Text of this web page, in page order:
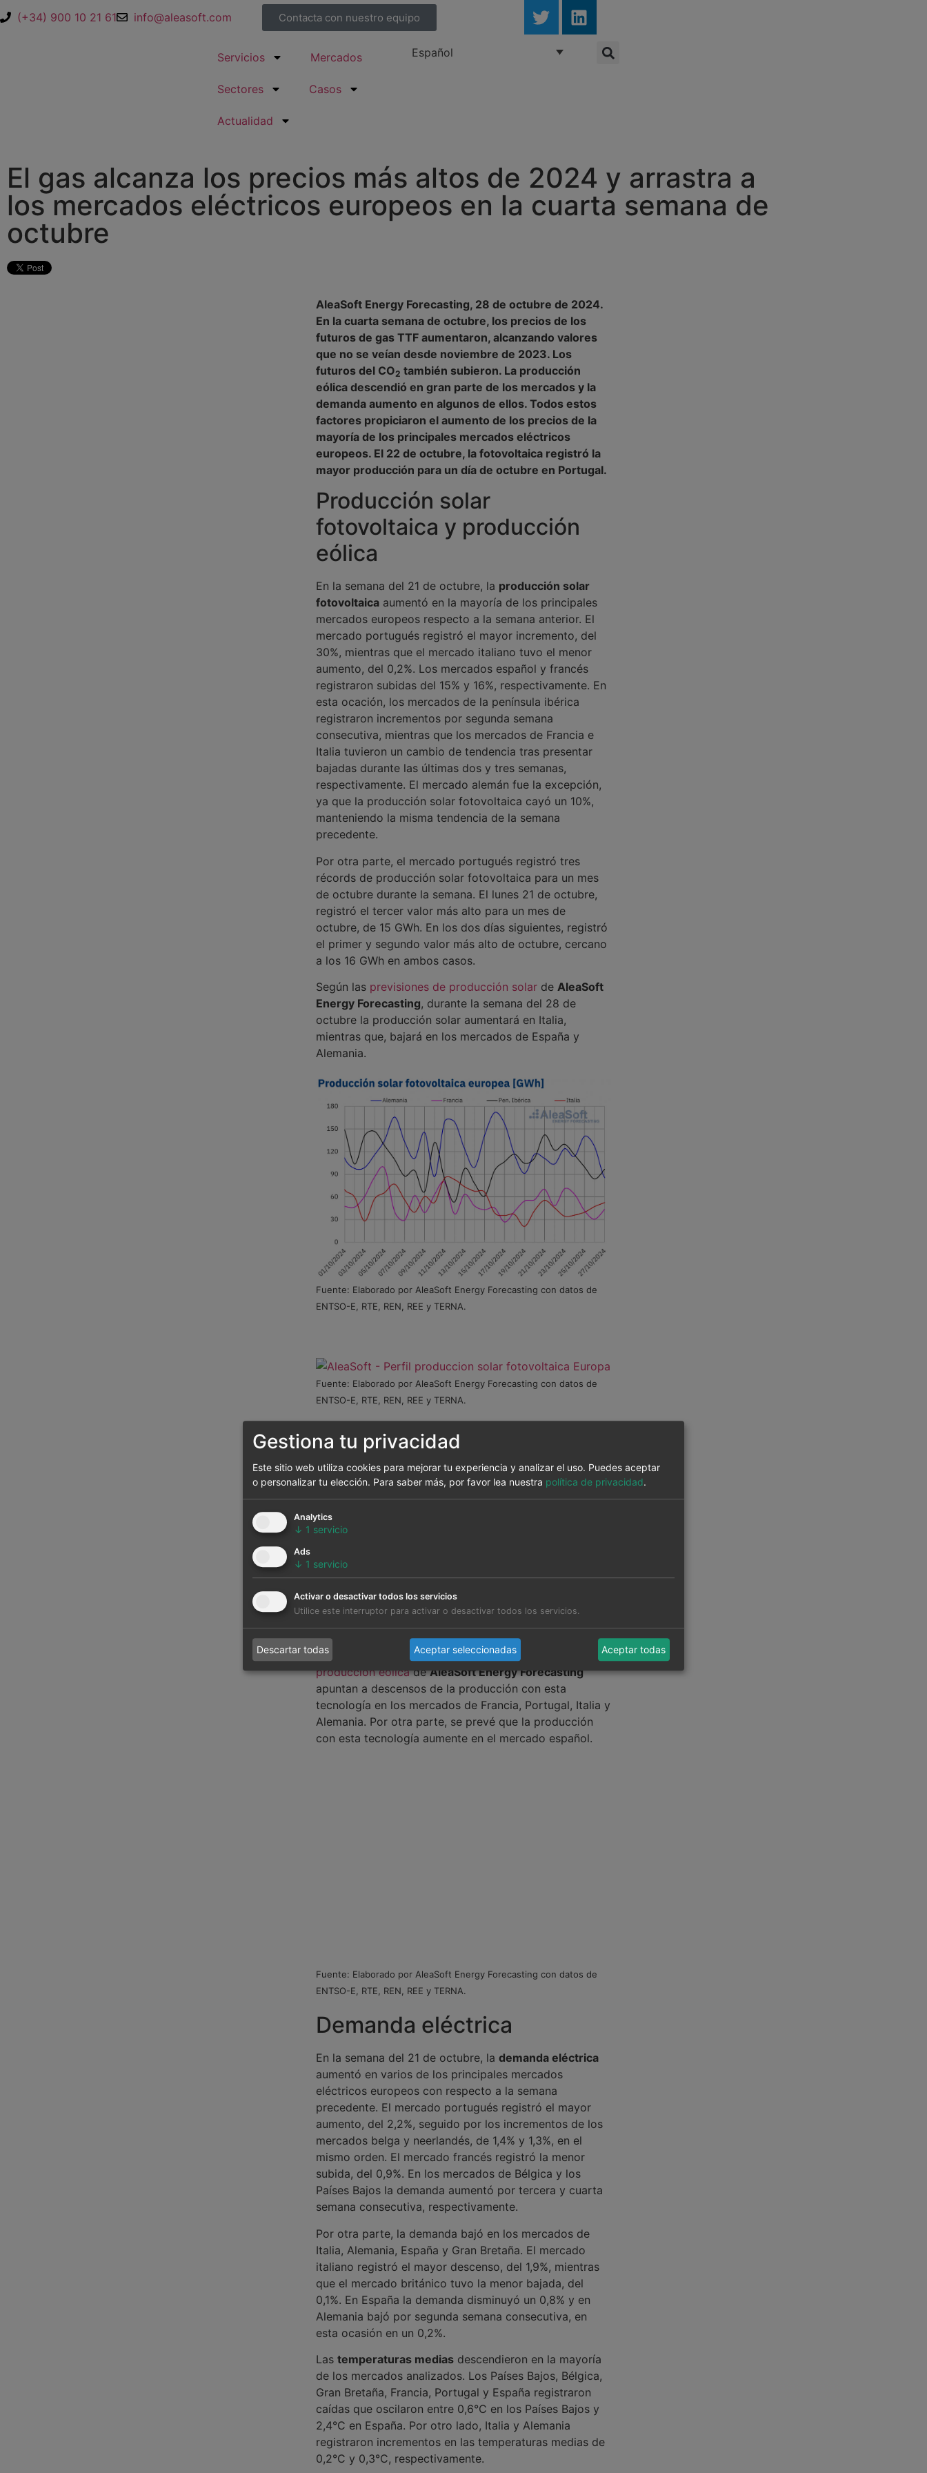
(+34) 900 10 21 61 info@aleasoft.com Contacta con nuestro equipo
Servicios Mercados
Sectores Casos
Actualidad
Español
El gas alcanza los precios más altos de 2024 y arrastra a
los mercados eléctricos europeos en la cuarta semana de
octubre
AleaSoft Energy Forecasting, 28 de octubre de 2024.
En la cuarta semana de octubre, los precios de los
futuros de gas TTF aumentaron, alcanzando valores
que no se veían desde noviembre de 2023. Los
futuros del CO2 también subieron. La producción
eólica descendió en gran parte de los mercados y la
demanda aumento en algunos de ellos. Todos estos
factores propiciaron el aumento de los precios de la
mayoría de los principales mercados eléctricos
europeos. El 22 de octubre, la fotovoltaica registró la
mayor producción para un día de octubre en Portugal.
Producción solar
fotovoltaica y producción
eólica
En la semana del 21 de octubre, la producción solar
fotovoltaicaaumentó en la mayoría de los principales
mercados europeos respecto a la semana anterior. El
mercado portugués registró el mayor incremento, del
30%, mientras que el mercado italiano tuvo el menor
aumento, del 0,2%. Los mercados español y francés
registraron subidas del 15% y 16%, respectivamente. En
esta ocación, los mercados de la península ibérica
registraron incrementos por segunda semana
consecutiva, mientras que los mercados de Francia e
Italia tuvieron un cambio de tendencia tras presentar
bajadas durante las últimas dos y tres semanas,
respectivamente. El mercado alemán fue la excepción,
ya que la producción solar fotovoltaica cayó un 10%,
manteniendo la misma tendencia de la semana
precedente.
Por otra parte, el mercado portugués registró tres
récords de producción solar fotovoltaica para un mes
de octubre durante la semana. El lunes 21 de octubre,
registró el tercer valor más alto para un mes de
octubre, de 15 GWh. En los dos días siguientes, registró
el primer y segundo valor más alto de octubre, cercano
a los 16 GWh en ambos casos.
Según las previsiones de producción solarde AleaSoft
Energy Forecasting, durante la semana del 28 de
octubre la producción solar aumentará en Italia,
mientras que, bajará en los mercados de España y
Alemania.
Fuente: Elaborado por AleaSoft Energy Forecasting con datos de
ENTSO-E, RTE, REN, REE y TERNA.
Fuente: Elaborado por AleaSoft Energy Forecasting con datos de
ENTSO-E, RTE, REN, REE y TERNA.
En la cuarta semana de octubre, la
aumentó en el mercado portugués respecto a la
semana anterior, en un 1,6%. El resto de los principales
mercados europeos registraron descensos en la
producción con esta tecnología. El mercado francés
tuvo la mayor caída, del 42%, y el mercado español
registró la menor bajada, del 22%. Los mercados de
respectivamente. En cuanto a la tendencia descendente,
el mercado francés mantuvo la caída por cuarta
semana, mientras que los mercados de Alemania, Italia
y España registraron un retroceso por segunda semana
consecutiva.
Para la semana del 28 de octubre, lasprevisiones de
producción eólicadeAleaSoft Energy Forecasting
apuntan a descensos de la producción con esta
tecnología en los mercados de Francia, Portugal, Italia y
Alemania. Por otra parte, se prevé que la producción
con esta tecnología aumente en el mercado español.
Fuente: Elaborado por AleaSoft Energy Forecasting con datos de
ENTSO-E, RTE, REN, REE y TERNA.
Demanda eléctrica
En la semana del 21 de octubre, la demanda eléctrica
aumentó en varios de los principales mercados
eléctricos europeos con respecto a la semana
precedente. El mercado portugués registró el mayor
aumento, del 2,2%, seguido por los incrementos de los
mercados belga y neerlandés, de 1,4% y 1,3%, en el
mismo orden. El mercado francés registró la menor
subida, del 0,9%. En los mercados de Bélgica y los
Países Bajos la demanda aumentó por tercera y cuarta
semana consecutiva, respectivamente.
Por otra parte, la demanda bajó en los mercados de
Italia, Alemania, España y Gran Bretaña. El mercado
italiano registró el mayor descenso, del 1,9%, mientras
que el mercado británico tuvo la menor bajada, del
0,1%. En España la demanda disminuyó un 0,8% y en
Alemania bajó por segunda semana consecutiva, en
esta ocasión en un 0,2%.
Las temperaturas mediasdescendieron en la mayoría
de los mercados analizados. Los Países Bajos, Bélgica,
Gran Bretaña, Francia, Portugal y España registraron
caídas que oscilaron entre 0,6°C en los Países Bajos y
2,4°C en España. Por otro lado, Italia y Alemania
registraron incrementos en las temperaturas medias de
0,2°C y 0,3°C, respectivamente.
Gestiona tu privacidad
Este sitio web utiliza cookies para mejorar tu experiencia y analizar el uso. Puedes aceptar
o personalizar tu elección. Para saber más, por favor lea nuestra política de privacidad.
Analytics
↓ 1 servicio
Ads
↓ 1 servicio
Activar o desactivar todos los servicios
Utilice este interruptor para activar o desactivar todos los servicios.
Descartar todas Aceptar seleccionadas Aceptar todas